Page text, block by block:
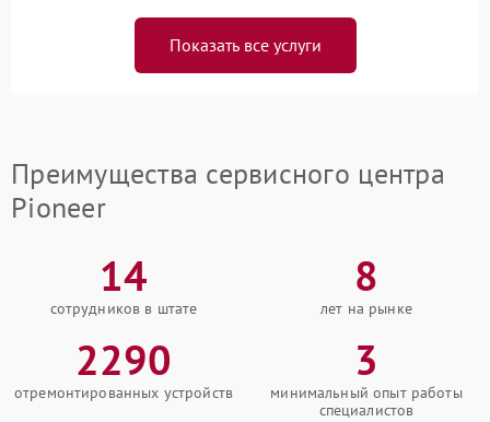
Показать все услуги
Преимущества сервисного центра
Pioneer
14
сотрудников в штате
8
лет на рынке
2290
отремонтированных устройств
3
минимальный опыт работы
специалистов